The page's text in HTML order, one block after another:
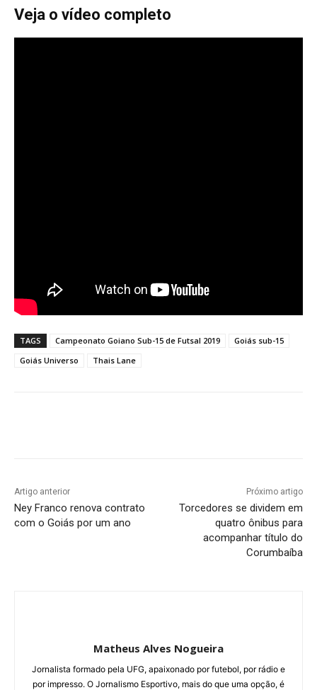
Veja o vídeo completo
TAGS Campeonato Goiano Sub-15 de Futsal 2019
Goiás sub-15
Goiás Universo
Thais Lane
Artigo anterior
Ney Franco renova contrato
com o Goiás por um ano
Próximo artigo
Torcedores se dividem em
quatro ônibus para
acompanhar título do
Corumbaíba
Matheus Alves Nogueira
Jornalista formado pela UFG, apaixonado por futebol, por rádio e
por impresso. O Jornalismo Esportivo, mais do que uma opção, é